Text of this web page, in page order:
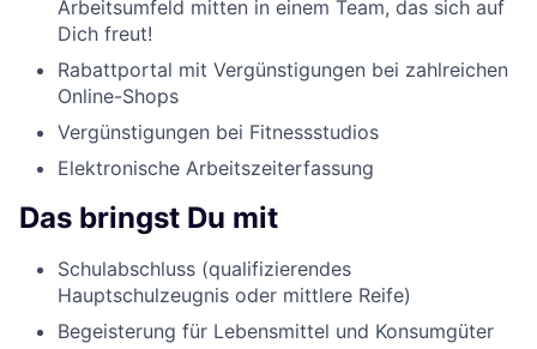
Arbeitsumfeld mitten in einem Team, das sich auf
Dich freut!
Rabattportal mit Vergünstigungen bei zahlreichen
Online-Shops
Vergünstigungen bei Fitnessstudios
Elektronische Arbeitszeiterfassung
Das bringst Du mit
Schulabschluss (qualifizierendes
Hauptschulzeugnis oder mittlere Reife)
Begeisterung für Lebensmittel und Konsumgüter